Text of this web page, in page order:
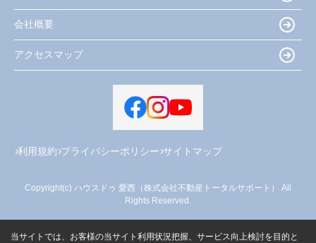
会社概要
アクセスマップ
利用規約 プライバシーポリシー サイトマップ
Copyright(c) ハウスドゥ 愛西（株式会社不動産トータルサポート） All
Rights Reserved.
当サイトでは、お客様の当サイト利用状況把握、サービス向上検討を目的と